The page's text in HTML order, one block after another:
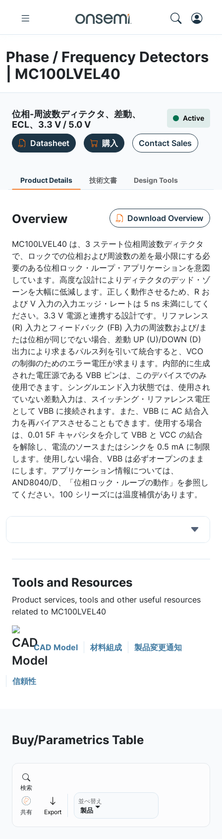
Phase / Frequency Detectors
| MC100LVEL40
位相-周波数ディテクタ、差動、
ECL、3.3 V / 5.0 V
Active
Datasheet 購入 Contact Sales
Product Details 技術文書 Design Tools
Overview Download Overview
MC100LVEL40 は、3 ステート位相周波数ディテクタ
で、ロックでの位相および周波数の差を最小限にする必
要のある位相ロック・ループ・アプリケーションを意図
しています。高度な設計によりディテクタのデッド・ゾ
ーンを大幅に低減します。正しく動作させるため、R お
よび V 入力の入力エッジ・レートは 5 ns 未満にしてく
ださい。3.3 V 電源と連携する設計です。リファレンス
(R) 入力とフィードバック (FB) 入力の周波数および/ま
たは位相が同じでない場合、差動 UP (U)/DOWN (D)
出力により求まるパルス列を引いて統合すると、VCO
の制御のためのエラー電圧が求まります。内部的に生成
された電圧源である VBB ピンは、このデバイスでのみ
使用できます。シングルエンド入力状態では、使用され
ていない差動入力は、スイッチング・リファレンス電圧
として VBB に接続されます。また、VBB に AC 結合入
力を再バイアスさせることもできます。使用する場合
は、0.01 5F キャパシタを介して VBB と VCC の結合
を解除し、電流のソースまたはシンクを 0.5 mA に制限
します。使用しない場合、VBB は必ずオープンのまま
にします。アプリケーション情報については、
AND8040/D、「位相ロック・ループの動作」を参照し
てください。100 シリーズには温度補償があります。
Tools and Resources
Product services, tools and other useful resources
related to MC100LVEL40
CAD Model 材料組成 製品変更通知
信頼性
Buy/Parametrics Table
検索
共有 Export
並べ替え
製品